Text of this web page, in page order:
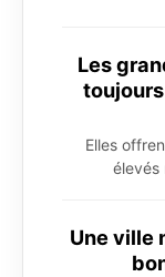
Les
Elles
élevés
Une ville